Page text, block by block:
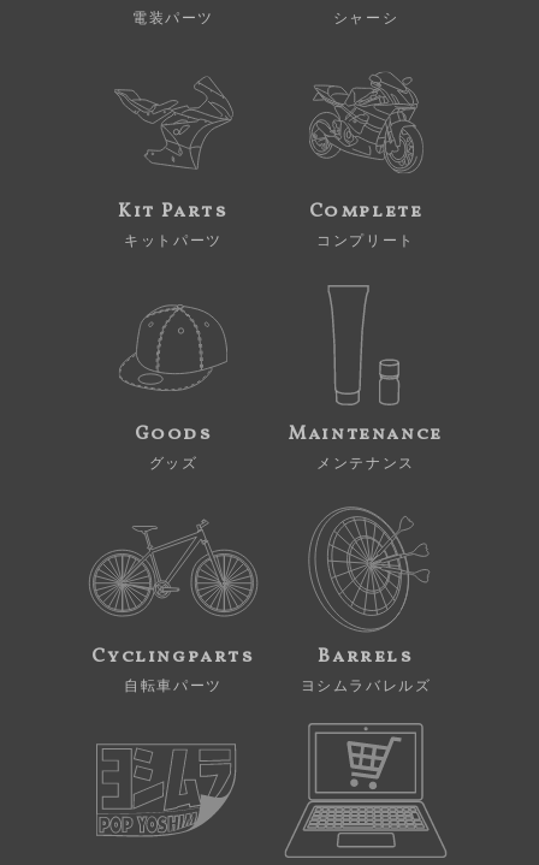
電装パーツ シャーシ
Kit Parts
キットパーツ
Complete
コンプリート
Goods
グッズ
Maintenance
メンテナンス
Cyclingparts
自転車パーツ
Barrels
ヨシムラバレルズ